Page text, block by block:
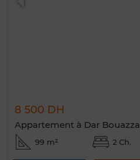
8 500 DH
Appartement à Dar Bouazza
99 m² 2 Ch.